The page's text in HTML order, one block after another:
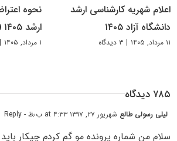
اعلام شهریه کارشناسی ارشد
دانشگاه آزاد ۱۴۰۵
۱۱ مرداد, ۱۴۰۵ | ۳ دیدگاه
نحوه
ارشد ۱۴۰۵ (راهنمای تصویری)
۱ مرداد, ۱۴۰۵ |
۷۸۵ دیدگاه
لیلی رسولی طالع شهریور ۲۷, ۱۳۹۷ at ۴:۳۳ ب٫ظ - Reply
سلام من شماره پرونده مو گم کردم چیکار